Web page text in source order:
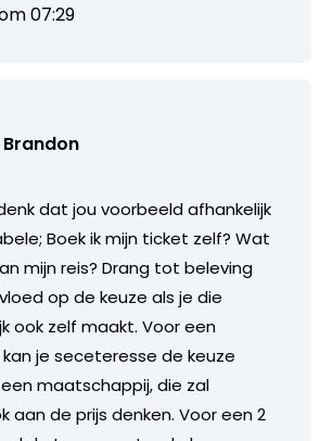
07:29
Brandon
dat jou voorbeeld afhankelijk
Boek ik mijn ticket zelf? Wat
mijn reis? Drang tot beleving
op de keuze als je die
ook zelf maakt. Voor een
kan je seceteresse de keuze
maatschappij, die zal
aan de prijs denken. Voor een 2